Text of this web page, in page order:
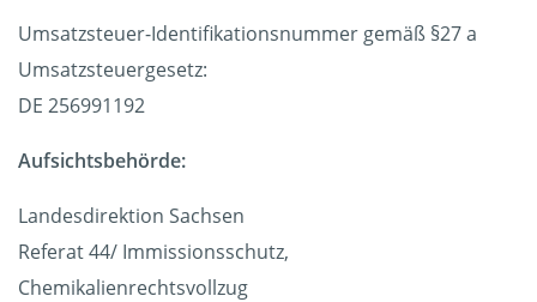
Umsatzsteuer-Identifikationsnummer gemäß §27 a
Umsatzsteuergesetz:
DE 256991192
Aufsichtsbehörde:
Landesdirektion Sachsen
Referat 44/ Immissionsschutz,
Chemikalienrechtsvollzug